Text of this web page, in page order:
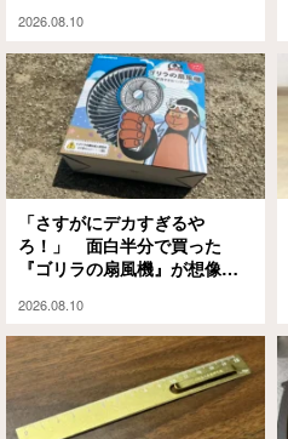
2026.08.10
「さすがにデカすぎるや
ろ！」 面白半分で買った
『ゴリラの扇風機』が想像以
2026.08.10